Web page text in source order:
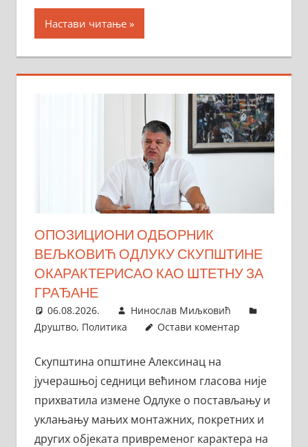
Настави читање
ОПОЗИЦИОНИ ОДБОРНИК
ВЕЉКОВИЋ ОДЛУКУ СКУПШТИНЕ
ОКАРАКТЕРИСАО КАО ШТЕТНУ ЗА
ГРАЂАНЕ
06.08.2026.
Нинослав Миљковић
Друштво, Политика Остави коментар
Скупштина општине Алексинац на
јучерашњој седници већином гласова није
прихватила измене Одлуке о постављању и
уклањању мањих монтажних, покретних и
других објеката привременог карактера на